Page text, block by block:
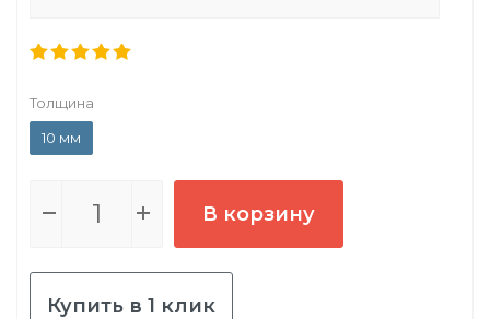
Толщина
10 мм
В корзину
Купить в 1 клик